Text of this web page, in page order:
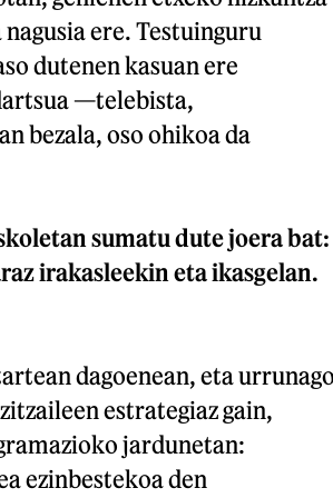
ere. Testuinguru
dutenen kasuan ere
—telebista,
bezala, oso ohikoa da
sumatu dute joera bat:
irakasleekin eta ikasgelan.
dagoenean, eta
estrategiaz gain,
jardunetan:
ezinbestekoa den